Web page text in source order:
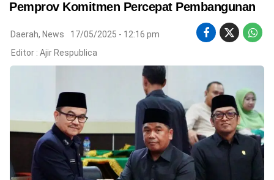
©
Copyright
2026
Respublica
.
Pemprov Komitmen Percepat Pembangunan
Daerah, News
17/05/2025 - 12:16 pm
Editor : Ajir Respublica